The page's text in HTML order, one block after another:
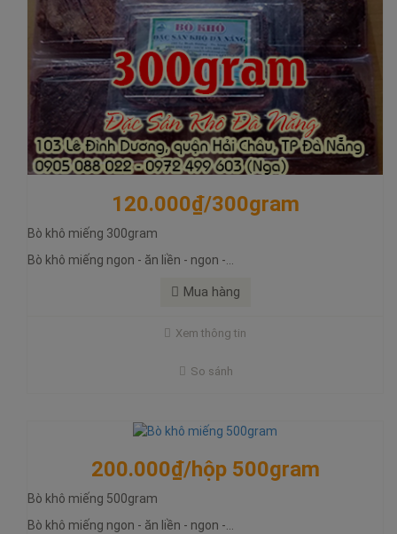
120.000₫/300gram
Bò khô miếng 300gram
Bò khô miếng ngon - ăn liền - ngon -...
Mua hàng
Xem thông tin
So sánh
200.000₫/hộp 500gram
Bò khô miếng 500gram
Bò khô miếng ngon - ăn liền - ngon -...
200.000₫/hộp 500gram
Bò khô miếng ngon - ăn liền - ngon - bổ - rẻ
175.000₫/hộp 500gram